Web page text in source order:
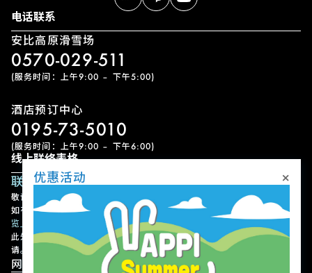
电话联系
安比高原滑雪场
0570-029-511
(服务时间：上午9:00 – 下午5:00)
酒店预订中心
0195-73-5010
(服务时间：上午9:00 – 下午6:00)
线上联络表格
联络表单
敬请留意，我们可能需要一些时间才能回覆您的查询，敬请见谅。
如有急事，请以电话联络。各设施的联络方式请参考
「设施联络方式一
览」
此外，请注意我们不接受有关设施或节目的使用预约、变更或取消申
请。
网站导航
优惠活动 ×